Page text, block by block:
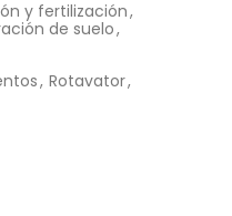
y fertilización,
de suelo,
, Rotavator,